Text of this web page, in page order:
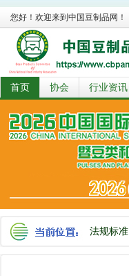
您好！欢迎来到中国豆制品网！
首页 协会 行业资讯
法规标准